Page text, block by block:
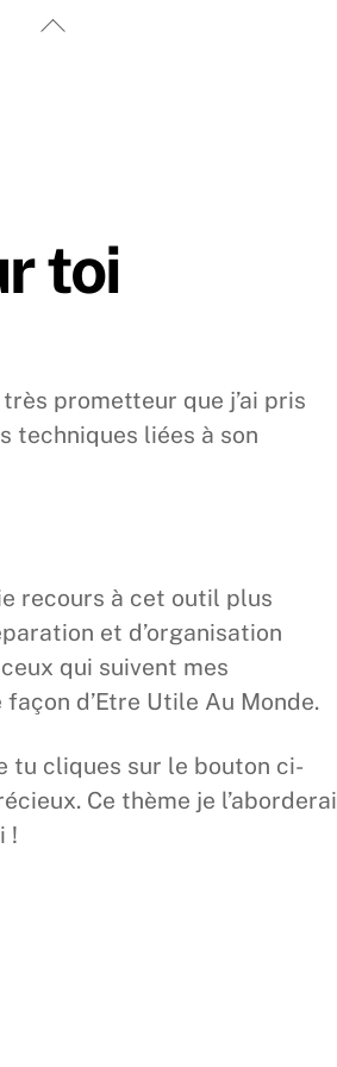
toi
prometteur que j’ai pris
techniques liées à son
recours à cet outil plus
et d’organisation
qui suivent mes
d’Etre Utile Au Monde.
tu cliques sur le bouton ci-
Ce thème je l’aborderai
!
Back